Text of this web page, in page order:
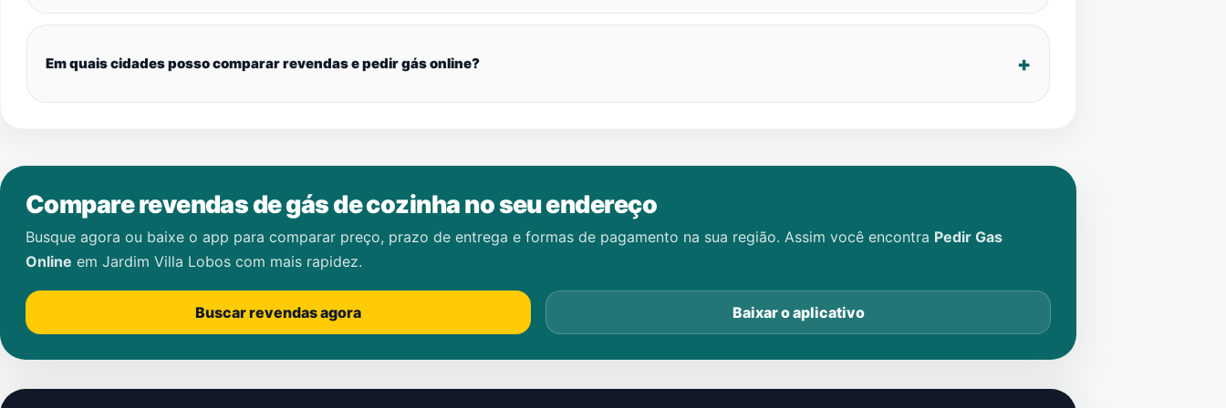
Em quais cidades posso comparar revendas e pedir gás online?
Compare revendas de gás de cozinha no seu endereço
Busque agora ou baixe o app para comparar preço, prazo de entrega e formas de pagamento na sua região. Assim você encontra Pedir Gas
Online em Jardim Villa Lobos com mais rapidez.
Buscar revendas agora Baixar o aplicativo